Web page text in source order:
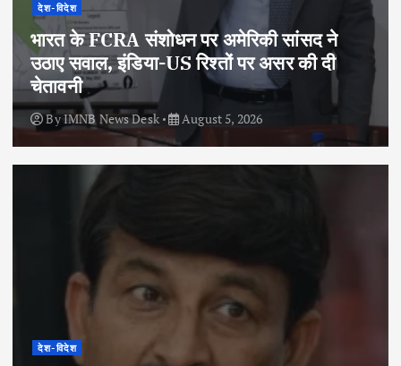
देश-विदेश
भारत के FCRA संशोधन पर अमेरिकी सांसद ने
उठाए सवाल, इंडिया-US रिश्तों पर असर की दी
चेतावनी
ByIMNB News Desk August 5, 2026
देश-विदेश